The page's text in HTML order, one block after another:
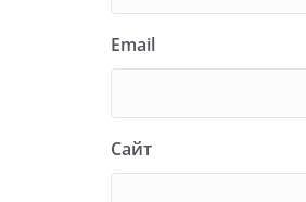
Email
Сайт